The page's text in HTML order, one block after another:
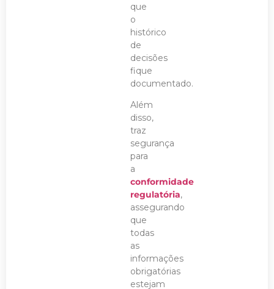
que
o
histórico
de
decisões
fique
documentado.
Além
disso,
traz
segurança
para
a
conformidade
regulatória,
assegurando
que
todas
as
informações
obrigatórias
estejam